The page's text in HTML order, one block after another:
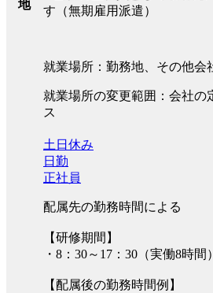
地
す（無期雇用派遣）
就業場所：勤務地、その他会
就業場所の変更範囲：会社の
ス
土日休み
日勤
正社員
配属先の勤務時間による
【研修期間】
・8：30～17：30（実働8時間）
【配属後の勤務時間例】